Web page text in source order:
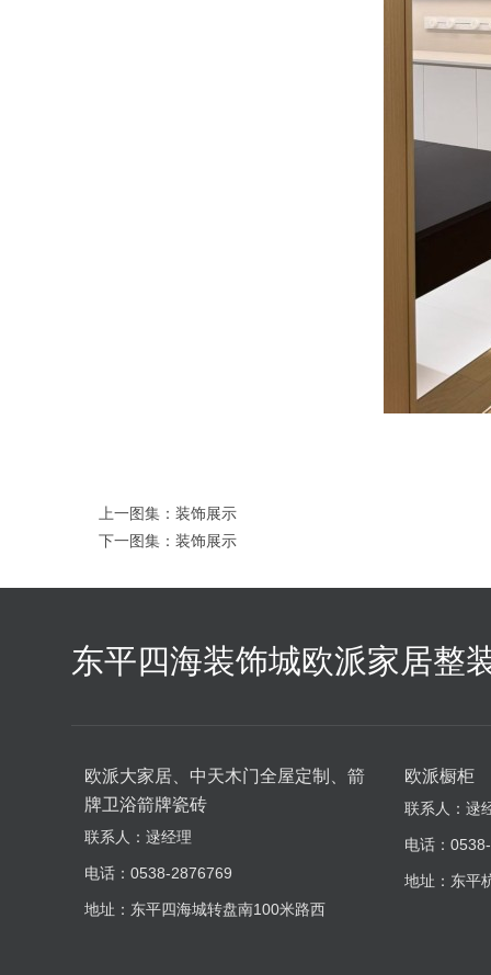
上一图集： 装饰展示
下一图集： 装饰展示
东平四海装饰城欧派家居整
欧派大家居、中天木门全屋定制、箭
牌卫浴箭牌瓷砖
联系人：逯经理
电话：0538-2876769
地址：东平四海城转盘南100米路西
欧派橱柜
联系人：逯
电话：
地址：东平